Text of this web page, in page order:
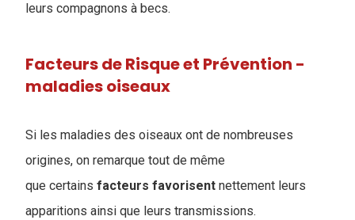
leurs compagnons à becs.
Facteurs de Risque et Prévention -
maladies oiseaux
Si les maladies des oiseaux ont de nombreuses
origines, on remarque tout de même
que certains facteurs favorisent nettement leurs
apparitions ainsi que leurs transmissions.